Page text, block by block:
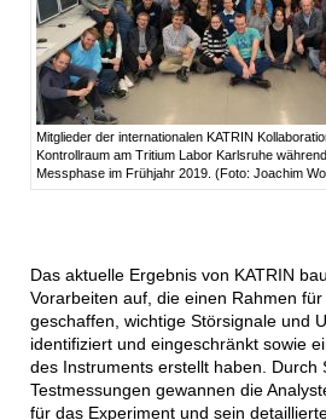
Mitglieder der internationalen KATRIN
Kontrollraum am Tritium Labor Karlsruhe
Messphase im Frühjahr 2019. (Foto: Joachim
Das aktuelle Ergebnis von KATRIN
Vorarbeiten auf, die einen Rahmen
geschaffen, wichtige Störsignale und
identifiziert und eingeschränkt sowie
des Instruments erstellt haben. Durch
Testmessungen gewannen die
für das Experiment und sein